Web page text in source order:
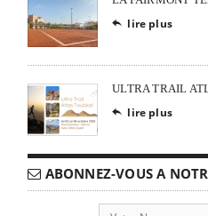
 lire plus
ULTRA TRAIL
 lire plus
ABONNEZ-VOUS A